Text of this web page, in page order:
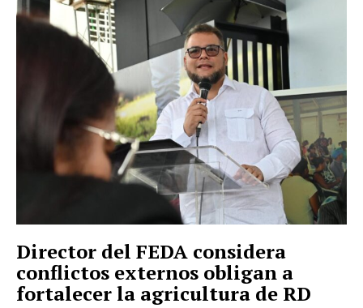
Director del FEDA considera
conflictos externos obligan a
fortalecer la agricultura de RD